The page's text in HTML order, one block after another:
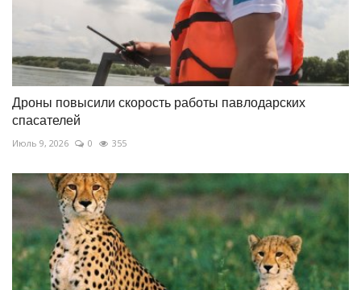
Дроны повысили скорость работы павлодарских
спасателей
Июль 9, 2026 0 355